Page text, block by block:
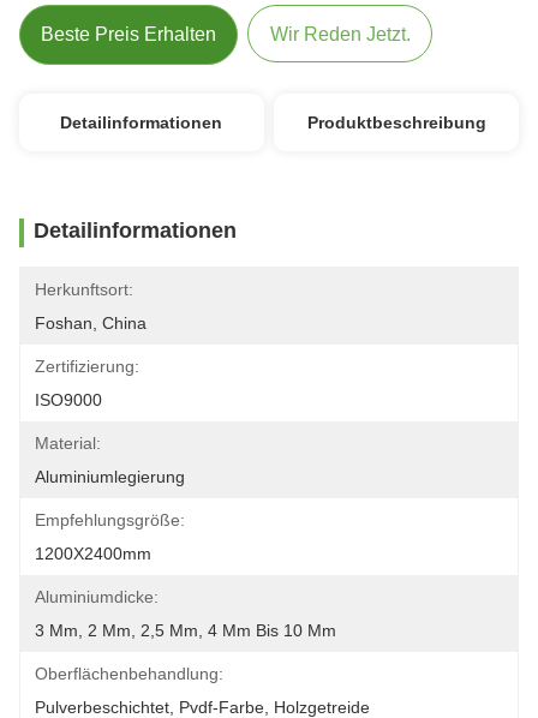
Beste Preis Erhalten Wir Reden Jetzt.
Detailinformationen Produktbeschreibung
Detailinformationen
Herkunftsort:
Foshan, China
Zertifizierung:
ISO9000
Material:
Aluminiumlegierung
Empfehlungsgröße:
1200X2400mm
Aluminiumdicke:
3 Mm, 2 Mm, 2,5 Mm, 4 Mm Bis 10 Mm
Oberflächenbehandlung:
Pulverbeschichtet, Pvdf-Farbe, Holzgetreide